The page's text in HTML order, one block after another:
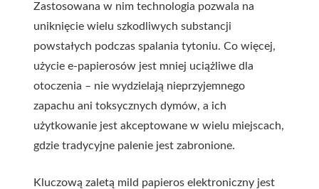
Zastosowana w nim technologia pozwala na
uniknięcie wielu szkodliwych substancji
powstałych podczas spalania tytoniu. Co więcej,
użycie e-papierosów jest mniej uciążliwe dla
otoczenia – nie wydzielają nieprzyjemnego
zapachu ani toksycznych dymów, a ich
użytkowanie jest akceptowane w wielu miejscach,
gdzie tradycyjne palenie jest zabronione.
Kluczową zaletą mild papieros elektroniczny jest